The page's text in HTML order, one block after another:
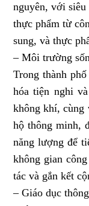
nguyên, với
thực phẩm từ
sung, và thực
– Môi trường
Trong thành
hóa tiện nghi
không khí, cùng
hộ thông minh,
năng lượng để
không gian
tác và gắn kết
– Giáo dục